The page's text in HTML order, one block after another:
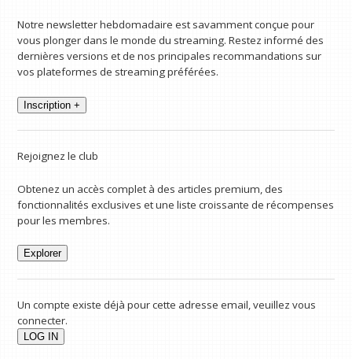
Notre newsletter hebdomadaire est savamment conçue pour
vous plonger dans le monde du streaming. Restez informé des
dernières versions et de nos principales recommandations sur
vos plateformes de streaming préférées.
Inscription +
Rejoignez le club
Obtenez un accès complet à des articles premium, des
fonctionnalités exclusives et une liste croissante de récompenses
pour les membres.
Explorer
Un compte existe déjà pour cette adresse email, veuillez vous
connecter.